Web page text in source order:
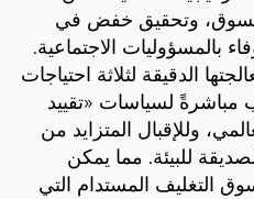
وتحقيق خفض في
بالمسؤوليات الاجتماعية.
الدقيقة لثلاثة احتياجات
مباشرةً لسياسات «تقييد
وللإقبال المتزايد من
للبيئة. مما يمكن
التغليف المستدام التي